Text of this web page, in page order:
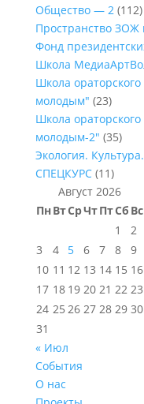
Общество — 2(112)
Пространство ЗОЖ
Фонд
Школа
Школа
молодым" (23)
Школа
молодым-2" (35)
Экология.
СПЕЦКУРС(11)
Август 2026
ПнВтСрЧтПтСб Вс
1
2
3
4 5 6 7 8
9
10 11 12 13 14 15 16
17 18 19 20 21 22 23
24 25 26 27 28 29 30
31
« Июл
События
О нас